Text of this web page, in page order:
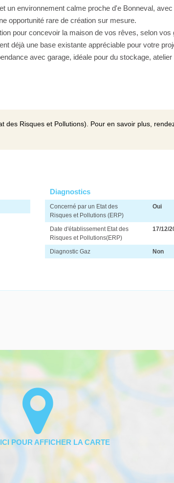
un environnement calme proche d'e Bonneval,
opportunité rare de création sur mesure.
pour concevoir la maison de vos rêves, selon vos
déjà une base existante appréciable pour votre
avec garage, idéale pour du stockage,
des Risques et Pollutions). Pour en savoir plus,
Diagnostics
Concerné par un Etat des
Risques et Pollutions (ERP)
Oui
Date d'établissement Etat des
Risques et Pollutions(ERP)
17/12/
Diagnostic Gaz Non